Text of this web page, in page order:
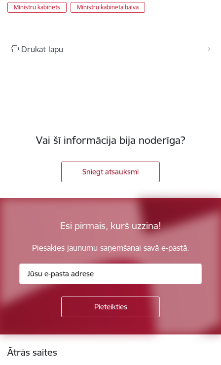
Ministru kabinets Ministru kabineta balva
Drukāt lapu
Vai šī informācija bija noderīga?
Sniegt atsauksmi
Esi pirmais, kurš uzzina!
Piesakies jaunumu saņemšanai savā e-pastā.
Kājene
Ātrās saites